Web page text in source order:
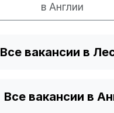
в Англии
Все вакансии в
Все вакансии в